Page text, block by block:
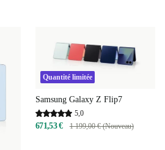
Quantité limitée
Samsung Galaxy Z Flip7
5,0
671,53 € 1 199,00 € (Nouveau)